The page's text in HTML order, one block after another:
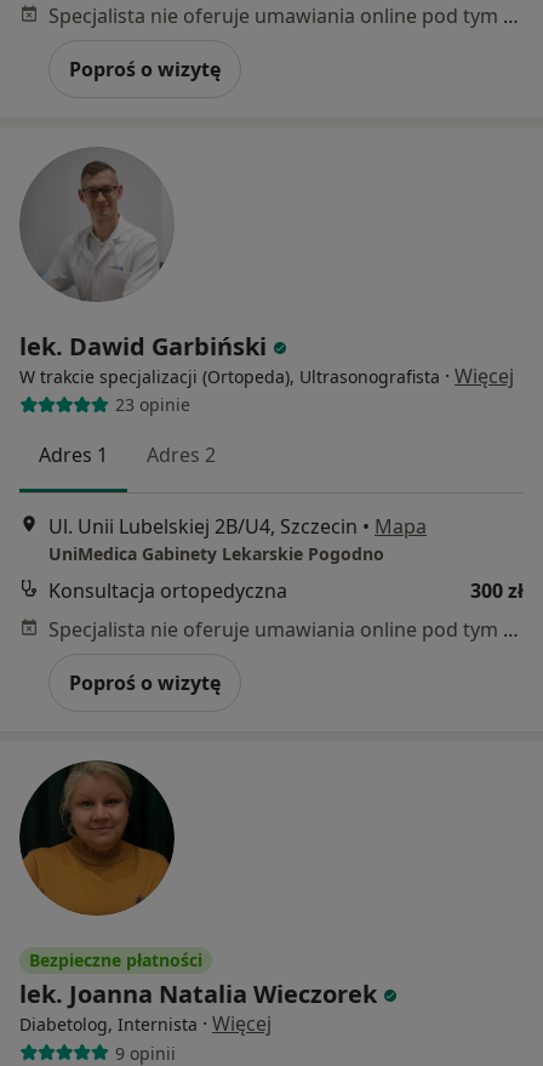
Specjalista nie oferuje umawiania online pod tym adresem.
Poproś o wizytę
lek. Dawid Garbiński
W trakcie specjalizacji (Ortopeda), Ultrasonografista · Więcej
23 opinie
Adres 1 Adres 2
Ul. Unii Lubelskiej 2B/U4, Szczecin • Mapa
UniMedica Gabinety Lekarskie Pogodno
Konsultacja ortopedyczna
300 zł
Specjalista nie oferuje umawiania online pod tym adresem.
Poproś o wizytę
Bezpieczne płatności
lek. Joanna Natalia Wieczorek
Diabetolog, Internista · Więcej
9 opinii